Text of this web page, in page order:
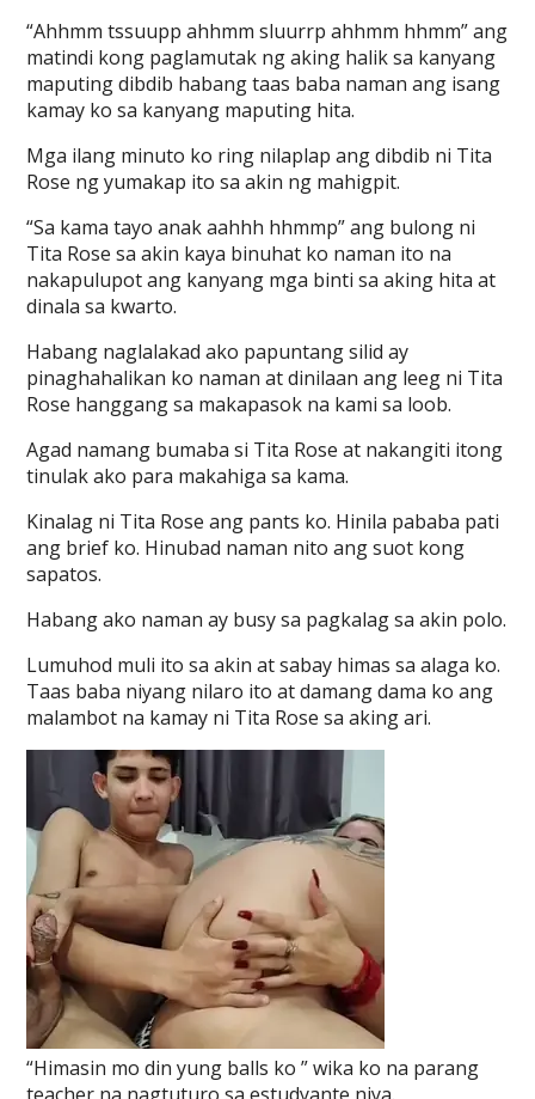
“Ahhmm tssuupp ahhmm sluurrp ahhmm hhmm” ang
matindi kong paglamutak ng aking halik sa kanyang
maputing dibdib habang taas baba naman ang isang
kamay ko sa kanyang maputing hita.
Mga ilang minuto ko ring nilaplap ang dibdib ni Tita
Rose ng yumakap ito sa akin ng mahigpit.
“Sa kama tayo anak aahhh hhmmp” ang bulong ni
Tita Rose sa akin kaya binuhat ko naman ito na
nakapulupot ang kanyang mga binti sa aking hita at
dinala sa kwarto.
Habang naglalakad ako papuntang silid ay
pinaghahalikan ko naman at dinilaan ang leeg ni Tita
Rose hanggang sa makapasok na kami sa loob.
Agad namang bumaba si Tita Rose at nakangiti itong
tinulak ako para makahiga sa kama.
Kinalag ni Tita Rose ang pants ko. Hinila pababa pati
ang brief ko. Hinubad naman nito ang suot kong
sapatos.
Habang ako naman ay busy sa pagkalag sa akin polo.
Lumuhod muli ito sa akin at sabay himas sa alaga ko.
Taas baba niyang nilaro ito at damang dama ko ang
malambot na kamay ni Tita Rose sa aking ari.
“Himasin mo din yung balls ko ” wika ko na parang